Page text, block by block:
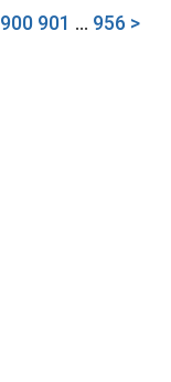
900 901 … 956 >